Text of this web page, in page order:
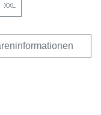
XXL